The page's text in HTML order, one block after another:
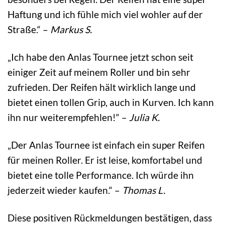
Haftung und ich fühle mich viel wohler auf der
Straße.“ – Markus S.
„Ich habe den Anlas Tournee jetzt schon seit
einiger Zeit auf meinem Roller und bin sehr
zufrieden. Der Reifen hält wirklich lange und
bietet einen tollen Grip, auch in Kurven. Ich kann
ihn nur weiterempfehlen!“ – Julia K.
„Der Anlas Tournee ist einfach ein super Reifen
für meinen Roller. Er ist leise, komfortabel und
bietet eine tolle Performance. Ich würde ihn
jederzeit wieder kaufen.“ – Thomas L.
Diese positiven Rückmeldungen bestätigen, dass